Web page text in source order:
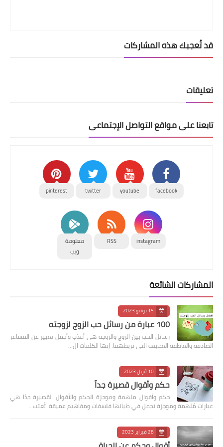
تمارين للبطن
الحمل والولادة
مراحل الحمل
صحة الحامل
تغذية الحامل
صحة الجنين
تغذية الطفل
قد تُعجبك هذه المشاركات
تعليقات
تابعنا على مواقع التواصل الإجتماعى
facebook
youtube
twitter
pinterest
instagram
RSS
معلومة
ويب
المشاركات الشائعة
15 يونيو 2023
100 عبارة من رسائل حب الزوج لزوجته
رسائل الحب بين الزوج والزوجة هي أعذب وأجمل تعبير عن المشاعر
الصادقة والعاطفة العميقة التي تربطهما. إنها الكلمات ال…
10 أبريل 2023
حكم وأقوال قصيرة جداً
حكم وأقوال ملهمة وموجزة الحكم والأقوال القصيرة جدًا هي
عبارات مُلهمة وموجزة تحمل في طياتها فلسفات ومفاهيم عميقة. تُعتب…
28 فبراير 2023